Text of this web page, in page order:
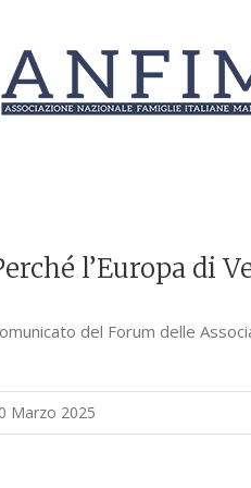
l’Europa di
del Forum delle
Marzo 2025